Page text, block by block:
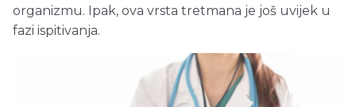
organizmu. Ipak, ova vrsta tretmana je još uvijek u
fazi ispitivanja.